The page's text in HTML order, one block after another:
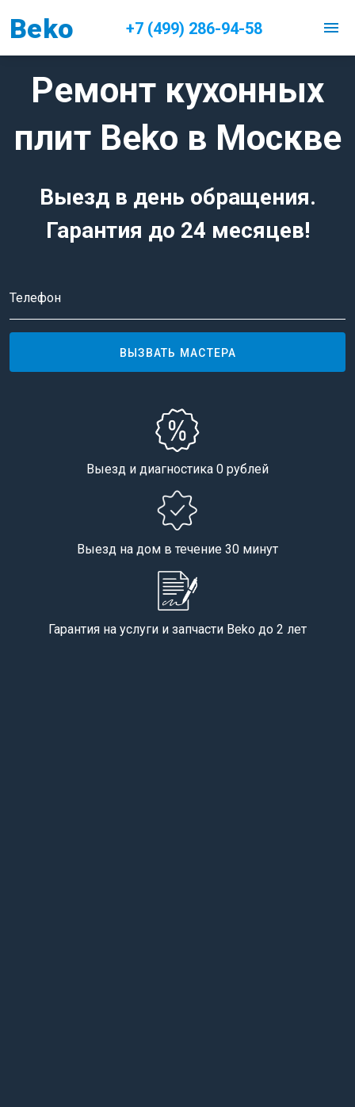
Beko +7 (499) 286-94-58 menu
Ремонт кухонных
плит Beko в Москве
Выезд в день обращения.
Гарантия до 24 месяцев!
Телефон
ВЫЗВАТЬ МАСТЕРА
Выезд и диагностика 0 рублей
Выезд на дом в течение 30 минут
Гарантия на услуги и запчасти Beko до 2 лет